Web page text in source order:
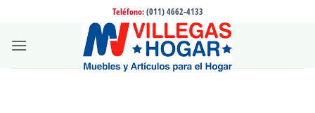
contenido
Teléfono: (011) 4662-4133